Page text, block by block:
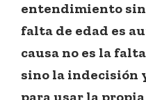
entendimiento
falta de edad es
causa no es la
sino la indecisión